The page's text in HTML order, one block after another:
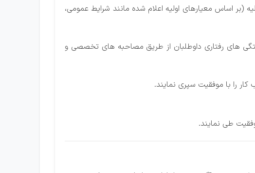
(بر اساس معیارهای اولیه‌ اعلام شده مانند شرایط‌ عمومی‌،
های رفتاری داوطلبان از طریق‌ مصاحبه‌ های تخصصی‌ و
را با موفقیت‌ سپری نمایند.
طی‌ نمایند.